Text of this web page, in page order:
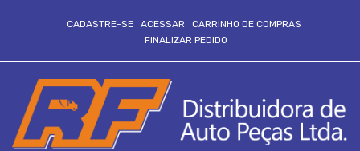
CADASTRE-SE ACESSAR
CARRINHO DE COMPRAS
FINALIZAR PEDIDO